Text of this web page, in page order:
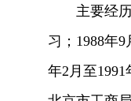
主要经历
习；1988年
年2月至1991